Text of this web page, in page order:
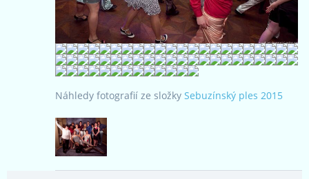
Náhledy fotografií ze složky Sebuzínský ples 2015